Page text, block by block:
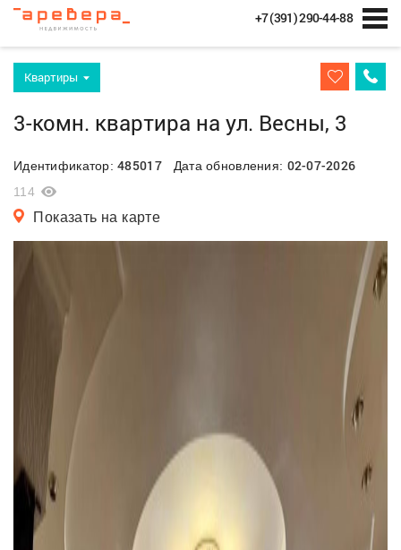
+7 (391) 290-44-88
Квартиры
3-комн. квартира на ул. Весны, 3
Идентификатор:485017Дата обновления: 02-07-2026
114
Показать на карте